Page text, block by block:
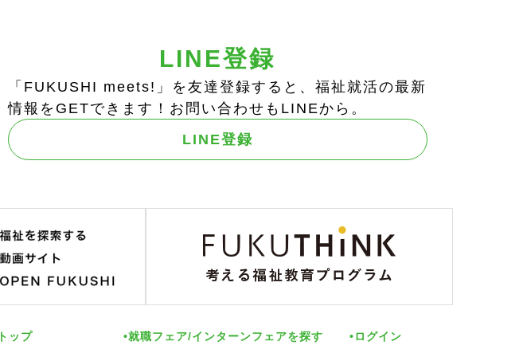
LINE登録
「FUKUSHI meets!」を友達登録すると、福祉就活の最新
情報をGETできます！お問い合わせもLINEから。
LINE登録
トップ 就職フェア/インターンフェアを探す ログイン